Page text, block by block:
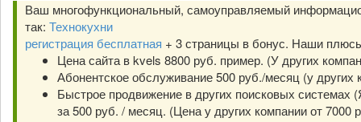
Ваш многофункциональный, самоуправляемый
так: Технокухни
регистрация бесплатная + 3 страницы в бонус. Наши
Цена сайта в kvels 8800 руб. пример. (У других
Абонентское обслуживание 500 руб./месяц (у других
Быстрое продвижение в других поисковых системах
за 500 руб. / месяц. (Цена у других компании от 7000